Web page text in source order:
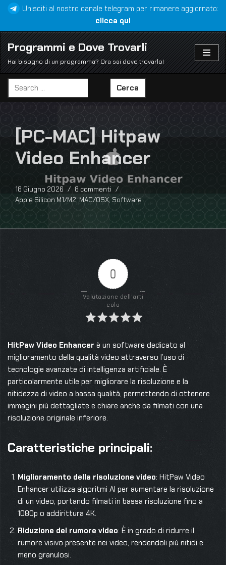
al
contenuto
Unisciti al nostro canale telegram per rimanere aggiornato:
clicca qui
Programmi e Dove Trovarli
Hai bisogno di un programma? Ora sai dove trovarlo!
Cerca
[PC-MAC] Hitpaw
Video Enhancer
18 Giugno 2026
8 commenti
Apple Silicon M1/M2,MAC/OSX, Software
0
Valutazione dell'arti
colo
HitPaw Video Enhancer è un software dedicato al
miglioramento della qualità video attraverso l’uso di
tecnologie avanzate di intelligenza artificiale. È
particolarmente utile per migliorare la risoluzione e la
nitidezza di video a bassa qualità, permettendo di ottenere
immagini più dettagliate e chiare anche da filmati con una
risoluzione originale inferiore.
Caratteristiche principali:
Miglioramento della risoluzione video: HitPaw Video
Enhancer utilizza algoritmi AI per aumentare la risoluzione
di un video, portando filmati in bassa risoluzione fino a
1080p o addirittura 4K.
Riduzione del rumore video: È in grado di ridurre il
rumore visivo presente nei video, rendendoli più nitidi e
meno granulosi.